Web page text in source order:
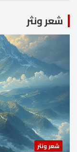
شعر ونثر
شعر ونثر